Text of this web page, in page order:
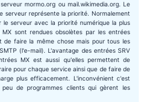
mormo.org ou mail.wikimedia.org. Le
serveur représente la priorité. Normalement
le serveur avec la priorité numérique la plus
sont rendues obsolètes par les entrées
de faire la même chose mais pour tous les
(l'e-mail). L'avantage des entrées SRV
MX est aussi qu'elles permettent de
pour chaque service ainsi que de faire de
plus efficacement. L'inconvénient c'est
de programmes clients qui gèrent les